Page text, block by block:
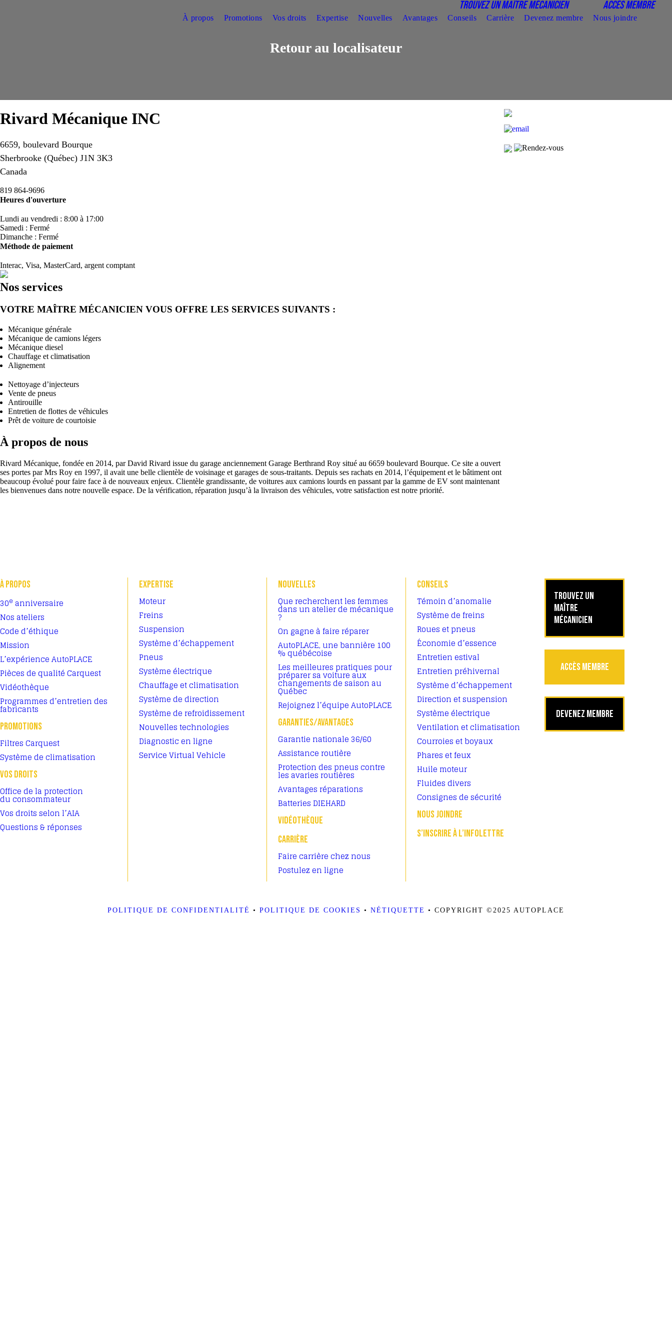
Trouvez un maître mécanicien Accès membre
À propos Promotions Vos droits Expertise Nouvelles Avantages Conseils Carrière Devenez membre Nous joindre
Retour au localisateur
Rivard Mécanique INC
6659, boulevard Bourque
Sherbrooke (Québec) J1N 3K3
Canada
819 864-9696
Heures d'ouverture
Lundi au vendredi : 8:00 à 17:00
Samedi : Fermé
Dimanche : Fermé
Méthode de paiement
Interac, Visa, MasterCard, argent comptant
Nos services
VOTRE MAÎTRE MÉCANICIEN VOUS OFFRE LES SERVICES SUIVANTS :
Mécanique générale
Mécanique de camions légers
Mécanique diesel
Chauffage et climatisation
Alignement
Nettoyage d’injecteurs
Vente de pneus
Antirouille
Entretien de flottes de véhicules
Prêt de voiture de courtoisie
À propos de nous
Rivard Mécanique, fondée en 2014, par David Rivard issue du garage anciennement Garage Berthrand Roy situé au 6659 boulevard Bourque. Ce site a ouvert
ses portes par Mrs Roy en 1997, il avait une belle clientèle de voisinage et garages de sous-traitants. Depuis ses rachats en 2014, l’équipement et le bâtiment ont
beaucoup évolué pour faire face à de nouveaux enjeux. Clientèle grandissante, de voitures aux camions lourds en passant par la gamme de EV sont maintenant
les bienvenues dans notre nouvelle espace. De la vérification, réparation jusqu’à la livraison des véhicules, votre satisfaction est notre priorité.
À PROPOS
30e anniversaire
Nos ateliers
Code d’éthique
Mission
L’expérience AutoPLACE
Pièces de qualité Carquest
Vidéothèque
Programmes d’entretien des
fabricants
PROMOTIONS
Filtres Carquest
Système de climatisation
VOS DROITS
Office de la protection
du consommateur
Vos droits selon l’AIA
Questions & réponses
EXPERTISE
Moteur
Freins
Suspension
Système d’échappement
Pneus
Système électrique
Chauffage et climatisation
Système de direction
Système de refroidissement
Nouvelles technologies
Diagnostic en ligne
Service Virtual Vehicle
NOUVELLES
Que recherchent les femmes
dans un atelier de mécanique
?
On gagne à faire réparer
AutoPLACE, une bannière 100
% québécoise
Les meilleures pratiques pour
préparer sa voiture aux
changements de saison au
Québec
Rejoignez l’équipe AutoPLACE
GARANTIES/AVANTAGES
Garantie nationale 36/60
Assistance routière
Protection des pneus contre
les avaries routières
Avantages réparations
Batteries DIEHARD
VIDÉOTHÈQUE
CARRIÈRE
Faire carrière chez nous
Postulez en ligne
CONSEILS
Témoin d’anomalie
Système de freins
Roues et pneus
Économie d’essence
Entretien estival
Entretien préhivernal
Système d’échappement
Direction et suspension
Système électrique
Ventilation et climatisation
Courroies et boyaux
Phares et feux
Huile moteur
Fluides divers
Consignes de sécurité
NOUS JOINDRE
S’INSCRIRE À L’INFOLETTRE
TROUVEZ UN
MAÎTRE
MÉCANICIEN
ACCÈS MEMBRE
DEVENEZ MEMBRE
POLITIQUE DE CONFIDENTIALITÉ • POLITIQUE DE COOKIES • NÉTIQUETTE • COPYRIGHT ©2025 AUTOPLACE